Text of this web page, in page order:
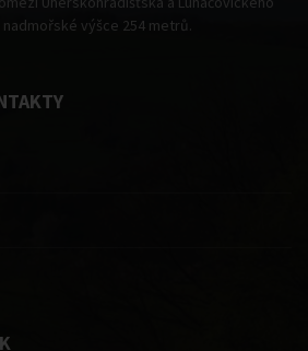
výšce 254 metrů.